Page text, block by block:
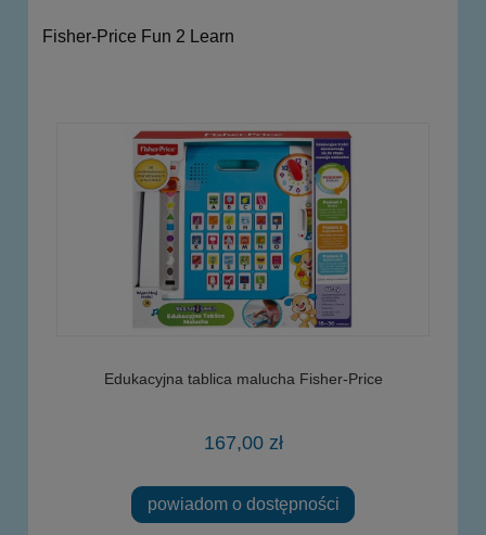
Fisher-Price Fun 2 Learn
Edukacyjna tablica malucha Fisher-Price
167,00 zł
powiadom o dostępności